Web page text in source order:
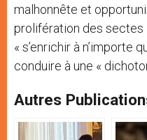
malhonnête et
prolifération des sectes
« s’enrichir à n’importe
conduire à une «
Autres